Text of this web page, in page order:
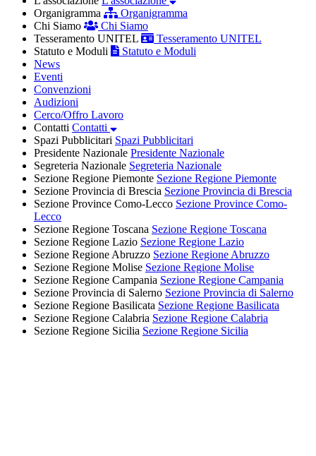
Organigramma
Organigramma
Chi Siamo
Chi Siamo
Tesseramento UNITEL
Tesseramento UNITEL
Statuto e Moduli
Statuto e Moduli
News
Eventi
Convenzioni
Audizioni
Cerco/Offro Lavoro
Contatti Contatti
Spazi Pubblicitari Spazi Pubblicitari
Presidente Nazionale Presidente Nazionale
Segreteria Nazionale Segreteria Nazionale
Sezione Regione Piemonte Sezione Regione Piemonte
Sezione Provincia di Brescia Sezione Provincia di Brescia
Sezione Province Como-Lecco Sezione Province Como-
Lecco
Sezione Regione Toscana Sezione Regione Toscana
Sezione Regione Lazio Sezione Regione Lazio
Sezione Regione Abruzzo Sezione Regione Abruzzo
Sezione Regione Molise Sezione Regione Molise
Sezione Regione Campania Sezione Regione Campania
Sezione Provincia di Salerno Sezione Provincia di Salerno
Sezione Regione Basilicata Sezione Regione Basilicata
Sezione Regione Calabria Sezione Regione Calabria
Sezione Regione Sicilia Sezione Regione Sicilia